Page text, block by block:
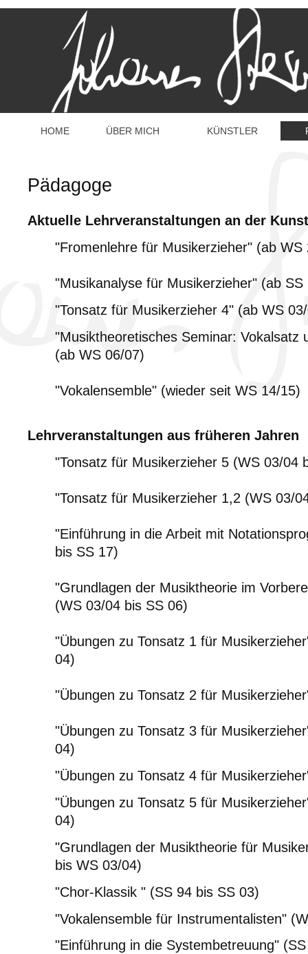
HOME ÜBER MICH KÜNSTLER
Pädagoge
Aktuelle Lehrveranstaltungen an der
"Fromenlehre für Musikerzieher" (ab WS
"Musikanalyse für Musikerzieher" (ab SS
"Tonsatz für Musikerzieher 4" (ab WS
"Musiktheoretisches Seminar: Vokalsatz
(ab WS 06/07)
"Vokalensemble" (wieder seit WS 14/15)
Lehrveranstaltungen aus früheren Jahren
"Tonsatz für Musikerzieher 5 (WS 03/04
"Tonsatz für Musikerzieher 1,2 (WS 03/
"Einführung in die Arbeit mit
bis SS 17)
"Grundlagen der Musiktheorie im
(WS 03/04 bis SS 06)
"Übungen zu Tonsatz 1 für
04)
"Übungen zu Tonsatz 2 für
"Übungen zu Tonsatz 3 für
04)
"Übungen zu Tonsatz 4 für
"Übungen zu Tonsatz 5 für
04)
"Grundlagen der Musiktheorie für
bis WS 03/04)
"Chor-Klassik " (SS 94 bis SS 03)
"Vokalensemble für Instrumentalisten"
"Einführung in die Systembetreuung"